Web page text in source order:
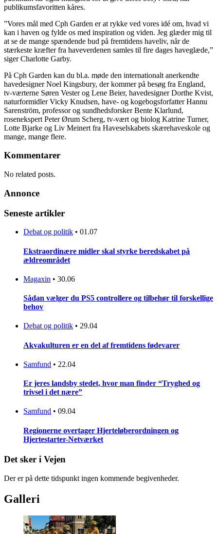
publikumsfavoritten kåres.
”Vores mål med Cph Garden er at rykke ved vores idé om, hvad vi
kan i haven og fylde os med inspiration og viden. Jeg glæder mig til
at se de mange spændende bud på fremtidens haveliv, når de
stærkeste kræfter fra haveverdenen samles til fire dages haveglæde,”
siger Charlotte Garby.
På Cph Garden kan du bl.a. møde den internationalt anerkendte
havedesigner Noel Kingsbury, der kommer på besøg fra England,
tv-værterne Søren Vester og Lene Beier, havedesigner Dorthe Kvist,
naturformidler Vicky Knudsen, have- og kogebogsforfatter Hannu
Sarenström, professor og sundhedsforsker Bente Klarlund,
rosenekspert Peter Ørum Scherg, tv-vært og biolog Katrine Turner,
Lotte Bjarke og Liv Meinert fra Haveselskabets skærehaveskole og
mange, mange flere.
Kommentarer
No related posts.
Annonce
Seneste artikler
Debat og politik • 01.07
Ekstraordinære midler skal styrke beredskabet på
ældreområdet
Magaxin • 30.06
Sådan vælger du PS5 controllere og tilbehør til forskellige
behov
Debat og politik • 29.04
Akvakulturen er en del af fremtidens fødevarer
Samfund • 22.04
Er jeres landsby stedet, hvor man finder “Tryghed og
trivsel i det nære”
Samfund • 09.04
Regionerne overtager Hjerteløberordningen og
Hjertestarter-Netværket
Det sker i Vejen
Der er på dette tidspunkt ingen kommende begivenheder.
Galleri